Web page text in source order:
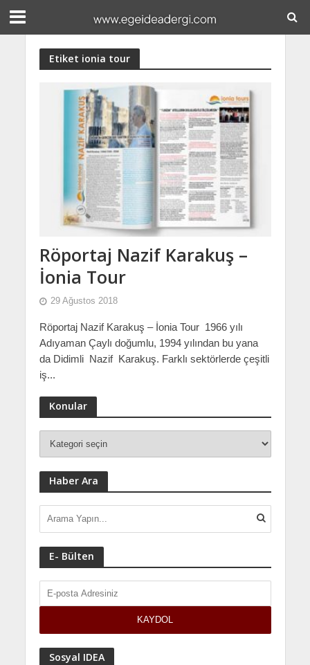
Etiket ionia tour
Röportaj Nazif Karakuş –
İonia Tour
29 Ağustos 2018
Röportaj Nazif Karakuş – İonia Tour 1966 yılı
Adıyaman Çaylı doğumlu, 1994 yılından bu yana
da Didimli Nazif Karakuş. Farklı sektörlerde çeşitli
iş...
Konular
Haber Ara
E- Bülten
Sosyal IDEA